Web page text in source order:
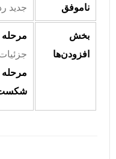
ناموفق
جدید
بخش
افزودن‌ها
مرحله 3.1:
جزئیات
مرحله 3.2:
شکست